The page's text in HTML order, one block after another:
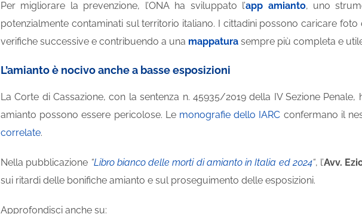
Per migliorare la prevenzione, l’ONA ha sviluppato l’app amianto, uno
potenzialmente contaminati sul territorio italiano. I cittadini possono caricare
verifiche successive e contribuendo a una mappatura sempre più completa e
L’amianto è nocivo anche a basse esposizioni
La Corte di Cassazione, con la sentenza n. 45935/2019 della IV Sezione
amianto possono essere pericolose. Le monografie dello IARC confermano il
correlate.
Nella pubblicazione “Libro bianco delle morti di amianto in Italia ed 2024“, l’Avv.
sui ritardi delle bonifiche amianto e sul proseguimento delle esposizioni.
Approfondisci anche su: